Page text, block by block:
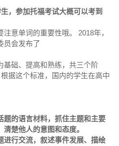
，参加托福考试大概可以考到
意单词的重要性哦。 2018年，
员会发布了
基础、提高和熟练，共三个阶
根据这个标准，国内的学生在高中
题的语言材料，抓住主题和主要
楚他人的意图和态度。
进行交流，叙述事件发展、描绘